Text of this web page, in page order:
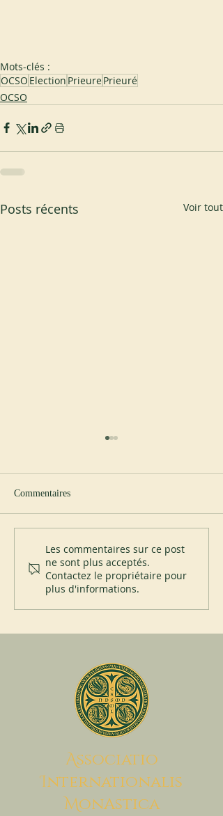
Mots-clés :
OCSO Election PrieurePrieuré
OCSO
Posts récents Voir tout
Commentaires
Les commentaires sur ce post
ne sont plus acceptés.
Contactez le propriétaire pour
plus d'informations.
Associatio
Internationalis
MonAstica